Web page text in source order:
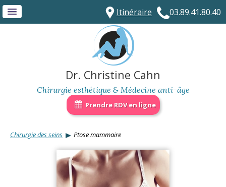
03.89.41.80.40
Itinéraire
Dr. Christine Cahn
Chirurgie esthétique & Médecine anti-âge
Prendre RDV en ligne
Chirurgie des seins Ptose mammaire